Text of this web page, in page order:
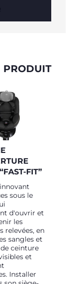
PRODUIT
FIT”
sous le
d'ouvrir et
les
relevées, en
sangles et
ceinture
et
Installer